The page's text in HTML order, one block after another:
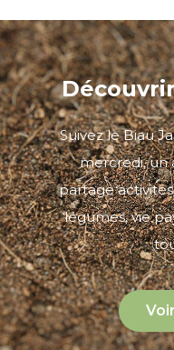
Suivez le Biau
mercredi, un
partage
légumes, vie